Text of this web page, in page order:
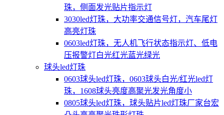
珠，侧面发光贴片指示灯
3030led灯珠，大功率交通信号灯，汽车尾灯
高亮灯珠
0603led灯珠，无人机飞行状态指示灯、低电
压报警灯白光红光蓝光绿光
球头led灯珠
0603球头led灯珠，0603球头白光/红光led灯
珠，1608球头亮度高聚光发光角度小
0805球头led灯珠，球头贴片led灯珠厂家台宏